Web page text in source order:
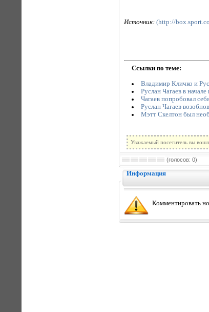
Источник: (http://
Ссылки по теме:
Владимир Кличко и
Руслан Чагаев в
Чагаев попробовал
Руслан Чагаев
Мэтт Скелтон был
Уважаемый посетитель вы
(голосов: 0)
Информация
Комментировать